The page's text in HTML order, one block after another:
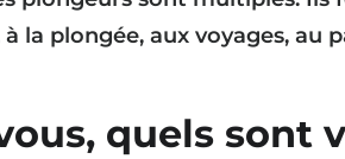
à la plongée, aux voyages, au
quels sont